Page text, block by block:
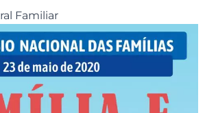
Familiar